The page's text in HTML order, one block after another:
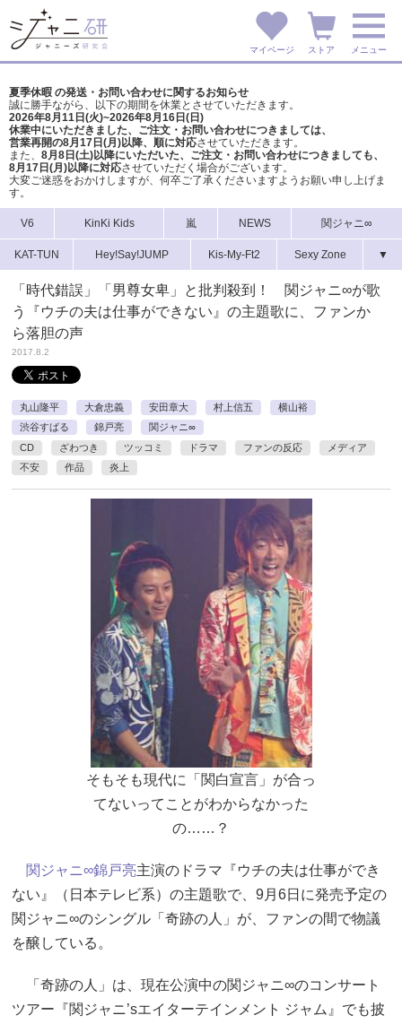
マイページ ストア メニュー
夏季休暇 の発送・お問い合わせに関するお知らせ
誠に勝手ながら、以下の期間を休業とさせていただきます。
2026年8月11日(火)~2026年8月16日(日)
休業中にいただきました、ご注文・お問い合わせにつきましては、
営業再開の8月17日(月)以降、順に対応させていただきます。
また、 8月8日(土)以降にいただいた、ご注文・ お問い合わせにつきましても、
8月17日(月)以降に対応させていただく場合がございます。
大変ご迷惑をおかけしますが、 何卒ご了承くださいますようお願い申し上げま
す。
V6 KinKi Kids 嵐 NEWS 関ジャニ∞
KAT-TUN Hey!Say!JUMP Kis-My-Ft2 Sexy Zone ▼
「時代錯誤」「男尊女卑」と批判殺到！ 関ジャニ∞が歌
う『ウチの夫は仕事ができない』の主題歌に、ファンか
ら落胆の声
2017.8.2
丸山隆平 大倉忠義 安田章大 村上信五
横山裕
渋谷すばる
錦戸亮
関ジャニ∞
CD
ざわつき ツッコミ ドラマ ファンの反応
メディア
不安
作品 炎上
そもそも現代に「関白宣言」が合っ
てないってことがわからなかった
の……？
関ジャニ∞錦戸亮主演のドラマ『ウチの夫は仕事ができ
ない』（日本テレビ系）の主題歌で、9月6日に発売予定の
関ジャニ∞のシングル「奇跡の人」が、ファンの間で物議
を醸している。
「奇跡の人」は、現在公演中の関ジャニ∞のコンサート
ツアー『関ジャニ’sエイターテインメント ジャム』でも披